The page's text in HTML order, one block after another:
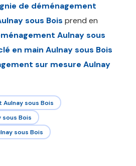
de déménagement
sous Bois prend en
Aulnay sous
en main Aulnay sous Bois
sur mesure Aulnay
sous Bois
sous Bois
sous Bois